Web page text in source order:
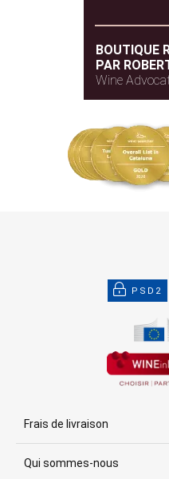
BOUTIQUE
PAR
Wine
PSD2
Frais de livraison
Qui sommes-nous